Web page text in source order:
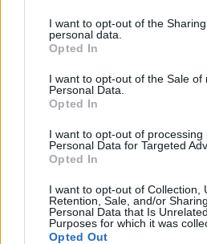
I want to opt-out of the
personal data.
Opted In
I want to opt-out of the Sale of
Personal Data.
Opted In
I want to opt-out of processing
Personal Data for Targeted
Opted In
I want to opt-out of Collection,
Retention, Sale, and/or
Personal Data that Is
Purposes for which it was
Opted Out
Akik a legmagasabb fizetésről
számít, hogy melyik
A diplomás informatikusok keresik
munkaerőpiacon, de vajon számít,
pályakezdőkről van szó? Fizetési
Pályakezdés